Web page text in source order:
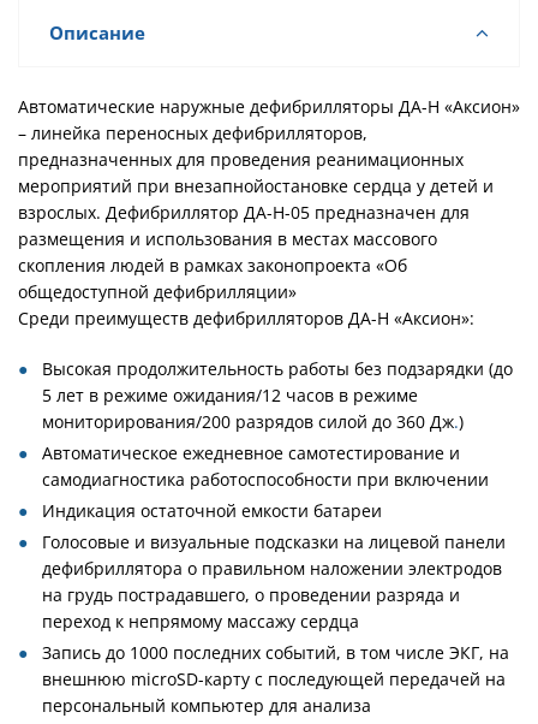
Описание
Автоматические наружные дефибрилляторы ДА-Н «Аксион»
– линейка переносных дефибрилляторов,
предназначенных для проведения реанимационных
мероприятий при внезапнойостановке сердца у детей и
взрослых. Дефибриллятор ДА-Н-05 предназначен для
размещения и использования в местах массового
скопления людей в рамках законопроекта «Об
общедоступной дефибрилляции»
Среди преимуществ дефибрилляторов ДА-Н «Аксион»:
Высокая продолжительность работы без подзарядки (до
5 лет в режиме ожидания/12 часов в режиме
мониторирования/200 разрядов силой до 360 Дж.)
Автоматическое ежедневное самотестирование и
самодиагностика работоспособности при включении
Индикация остаточной емкости батареи
Голосовые и визуальные подсказки на лицевой панели
дефибриллятора о правильном наложении электродов
на грудь пострадавшего, о проведении разряда и
переход к непрямому массажу сердца
Запись до 1000 последних событий, в том числе ЭКГ, на
внешнюю microSD-карту с последующей передачей на
персональный компьютер для анализа